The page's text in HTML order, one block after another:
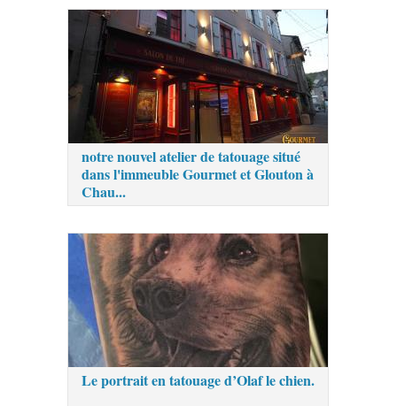
notre nouvel atelier de tatouage situé
dans l'immeuble Gourmet et Glouton à
Chau...
Le portrait en tatouage d’Olaf le chien.